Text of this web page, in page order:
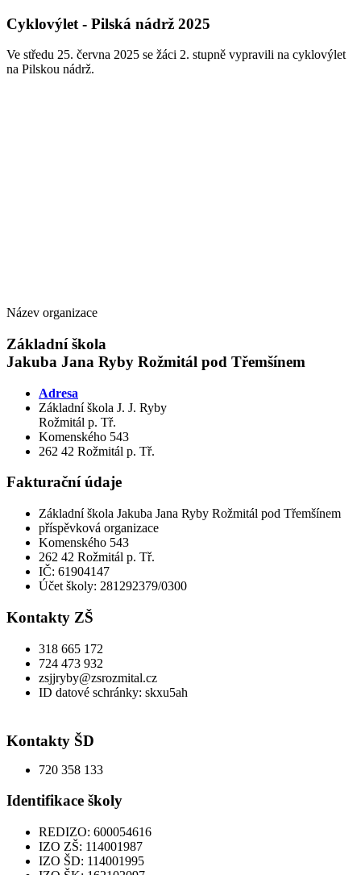
Cyklovýlet - Pilská nádrž 2025
Ve středu 25. června 2025 se žáci 2. stupně vypravili na cyklovýlet
na Pilskou nádrž.
Název organizace
Základní škola
Jakuba Jana Ryby Rožmitál pod Třemšínem
Adresa
Základní škola J. J. Ryby
Rožmitál p. Tř.
Komenského 543
262 42 Rožmitál p. Tř.
Fakturační údaje
Základní škola Jakuba Jana Ryby Rožmitál pod Třemšínem
příspěvková organizace
Komenského 543
262 42 Rožmitál p. Tř.
IČ: 61904147
Účet školy: 281292379/0300
Kontakty ZŠ
318 665 172
724 473 932
zsjjryby@zsrozmital.cz
ID datové schránky: skxu5ah
Kontakty ŠD
720 358 133
Identifikace školy
REDIZO: 600054616
IZO ZŠ: 114001987
IZO ŠD: 114001995